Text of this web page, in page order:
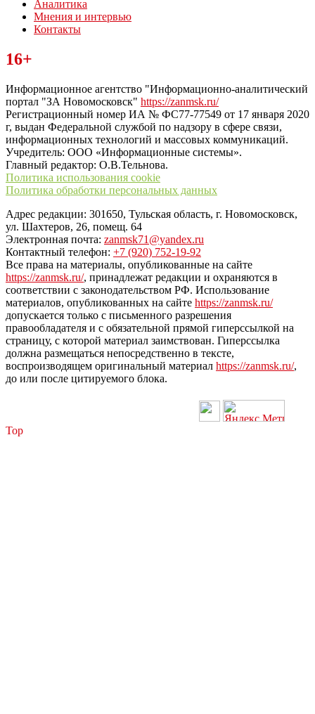
Аналитика
Мнения и интервью
Контакты
Читайте последние новости дня в Тульской области на сайте
“ЗаНовомосковск”
16+
Информационное агентство "Информационно-аналитический
портал "ЗА Новомосковск" https://zanmsk.ru/
Регистрационный номер ИА № ФС77-77549 от 17 января 2020
г, выдан Федеральной службой по надзору в сфере связи,
информационных технологий и массовых коммуникаций.
Учредитель: ООО «Информационные системы».
Главный редактор: О.В.Тельнова.
Политика использования cookie
Политика обработки персональных данных
Адрес редакции: 301650, Тульская область, г. Новомосковск,
ул. Шахтеров, 26, помещ. 64
Электронная почта: zanmsk71@yandex.ru
Контактный телефон: +7 (920) 752-19-92
Все права на материалы, опубликованные на сайте
https://zanmsk.ru/, принадлежат редакции и охраняются в
соответствии с законодательством РФ. Использование
материалов, опубликованных на сайте https://zanmsk.ru/
допускается только с письменного разрешения
правообладателя и с обязательной прямой гиперссылкой на
страницу, с которой материал заимствован. Гиперссылка
должна размещаться непосредственно в тексте,
воспроизводящем оригинальный материал https://zanmsk.ru/,
до или после цитируемого блока.
Top